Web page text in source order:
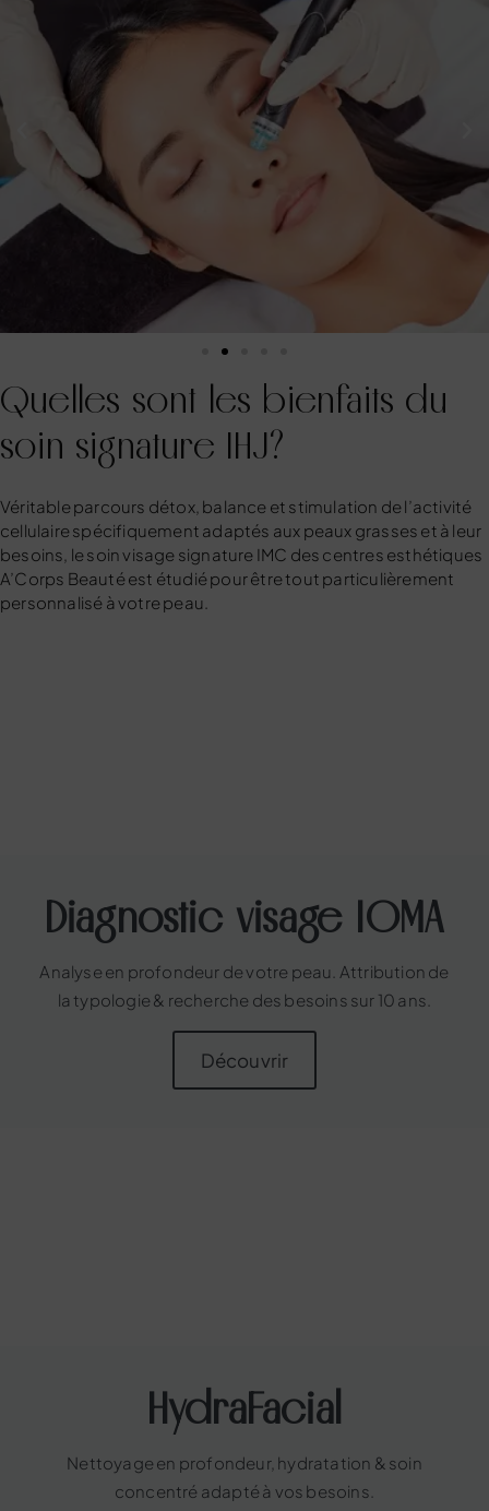
Quelles sont les bienfaits du
soin signature IHJ?
Véritable parcours détox, balance et stimulation de l’activité
cellulaire spécifiquement adaptés aux peaux grasses et à leur
besoins, le soin visage signature IMC des centres esthétiques
A’Corps Beauté est étudié pour être tout particulièrement
personnalisé à votre peau.
Diagnostic visage IOMA
Analyse en profondeur de votre peau. Attribution de
la typologie & recherche des besoins sur 10 ans.
Découvrir
HydraFacial
Nettoyage en profondeur, hydratation & soin
concentré adapté à vos besoins.